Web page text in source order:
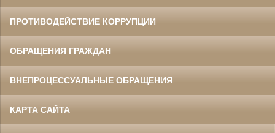
ПРОТИВОДЕЙСТВИЕ КОРРУПЦИИ
ОБРАЩЕНИЯ ГРАЖДАН
ВНЕПРОЦЕССУАЛЬНЫЕ ОБРАЩЕНИЯ
КАРТА САЙТА